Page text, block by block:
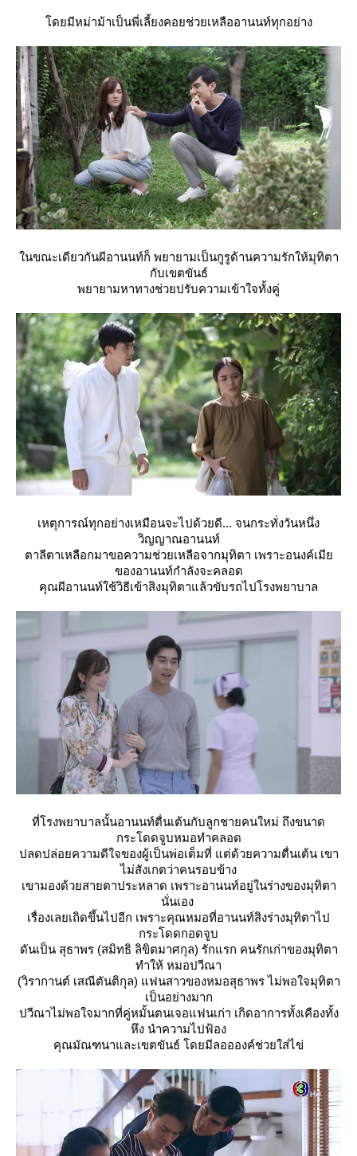
ดยมีหม่าม้าเป็นพี่เลี้ยงคอยช่วยเหลืออานนท์ทุกอย่าง
นขณะเดียวกันผีอานนท์ก็ พยายามเป็นกูรูด้านความรักให้มุทิตา
กับเขตขันธ์
พยายามหาทางช่วยปรับความเข้าใจทั้งคู่
เหตุการณ์ทุกอย่างเหมือนจะไปด้วยดี... จนกระทั่งวันหนึ่ง
วิญญาณอานนท์
ตาลีตาเหลือกมาขอความช่วยเหลือจากมุทิตา เพราะอนงค์เมี
ของอานนท์กำลังจะคลอด
คุณผีอานนท์ใช้วิธีเข้าสิงมุทิตาแล้วขับรถไปโรงพยาบาล
ที่โรงพยาบาลนั้นอานนท์ตื่นเต้นกับลูกชายคนใหม่ ถึงขนาด
กระโดดจูบหมอทำคลอด
ปลดปล่อยความดีใจของผู้เป็นพ่อเต็มที่ แต่ด้วยความตื่นเต้น เขา
ไม่สังเกตว่าคนรอบข้าง
เขามองด้วยสายตาประหลาด เพราะอานนท์อยู่ในร่างของมุทิตา
นั่นเอง
เรื่องเลยเถิดขึ้นไปอีก เพราะคุณหมอที่อานนท์สิงร่างมุทิตาไป
กระโดดกอดจูบ
ดันเป็น สุธาพร (สมิทธิ ลิขิตมาศกุล) รักแรก คนรักเก่าของมุทิตา
ทำให้ หมอปวีณา
(วิรากานต์ เสณีตันติกุล) แฟนสาวของหมอสุธาพร ไม่พอใจมุทิตา
เป็นอย่างมาก
ปวีณาไม่พอใจมากที่คู่หมั้นตนเจอแฟนเก่า เกิดอาการทั้งเคืองทั้ง
หึง นำความไปฟ้อง
คุณมัณฑนาและเขตขันธ์ โดยมีลออองค์ช่วยใส่ไข่